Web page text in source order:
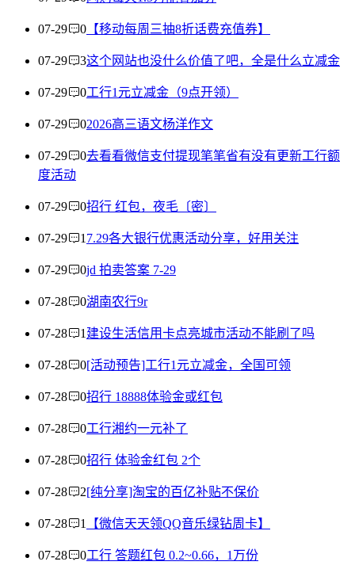
07-29 0 【移动每周三抽8折话费充值券】
07-29 3这个网站也没什么价值了吧，全是什么立减金
07-29 0工行1元立减金（9点开领）
07-29 02026高三语文杨洋作文
07-29 0去看看微信支付提现笔笔省有没有更新工行额
度活动
07-29 0招行 红包，夜毛〔密〕
07-29 1 7.29各大银行优惠活动分享，好用关注
07-29 0jd 拍卖答案 7-29
07-28 0湖南农行9r
07-28 1 建设生活信用卡点亮城市活动不能刷了吗
07-28 0[活动预告]工行1元立减金，全国可领
07-28 0招行 18888体验金或红包
07-28 0工行湘约一元补了
07-28 0招行 体验金红包 2个
07-28 2[纯分享]淘宝的百亿补贴不保价
07-28 1 【微信天天领QQ音乐绿钻周卡】
07-28 0工行 答题红包 0.2~0.66，1万份